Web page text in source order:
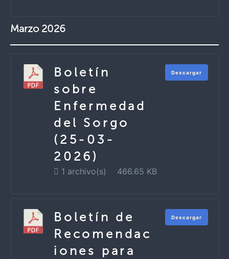
Marzo 2026
Boletín
sobre
Enfermedad
del Sorgo
(25-03-
2026)
1 archivo(s) 466.65 KB
Descargar
Boletín de
Recomendac
iones para
Descargar